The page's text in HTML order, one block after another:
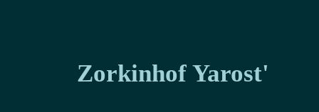
Zorkinhof Yarost'